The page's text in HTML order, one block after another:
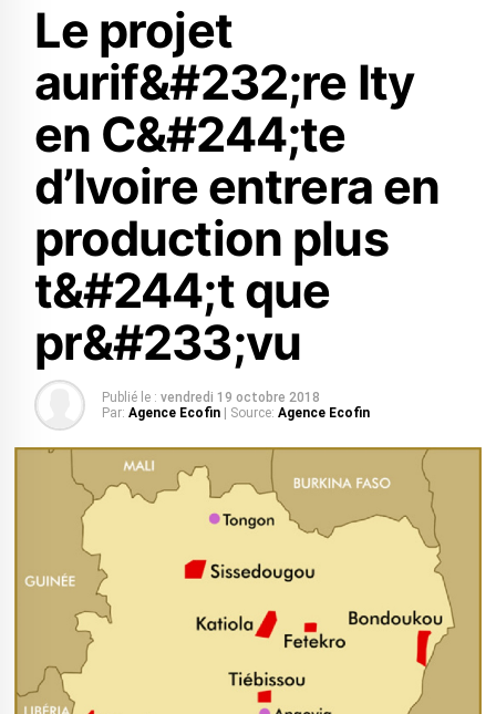
Le projet
aurif&#232;re Ity
en C&#244;te
d’Ivoire entrera en
production plus
t&#244;t que
pr&#233;vu
Publié le : vendredi 19 octobre 2018
Par: Agence Ecofin | Source: Agence Ecofin